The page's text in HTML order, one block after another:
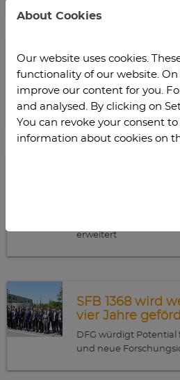
Frau Schattauer
SWZ
Neue Präsidentin der
erweitert
SFB 1368 wird
vier Jahre
DFG würdigt
und neue
About Cookies
Our website uses cookies.
functionality of our website.
improve our content for you.
and analysed. By clicking on
You can revoke your consent
information about cookies on